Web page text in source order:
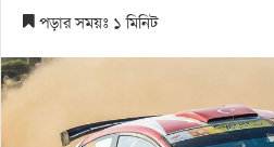
পড়ার সময়ঃ ১ মিনিট